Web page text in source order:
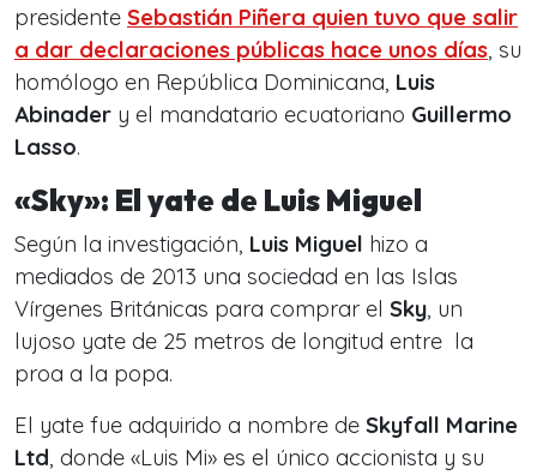
presidente Sebastián Piñera quien tuvo que salir
a dar declaraciones públicas hace unos días, su
homólogo en República Dominicana, Luis
Abinader y el mandatario ecuatoriano Guillermo
Lasso.
«Sky»: El yate de Luis Miguel
Según la investigación, Luis Miguel hizo a
mediados de 2013 una sociedad en las Islas
Vírgenes Británicas para comprar el Sky, un
lujoso yate de 25 metros de longitud entre la
proa a la popa.
El yate fue adquirido a nombre de Skyfall Marine
Ltd, donde «Luis Mi» es el único accionista y su